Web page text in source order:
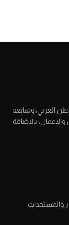
العربي، ومتابعة
بالاضافة
والمستجدات